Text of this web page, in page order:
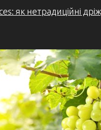
як нетрадиційні